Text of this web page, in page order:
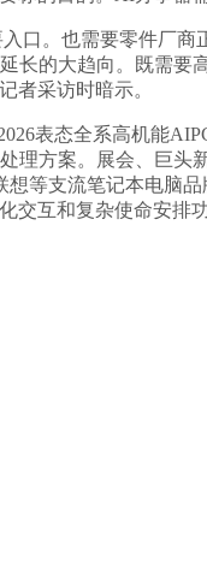
。也需要零件厂商
长的大趋向。既需要
者采访时暗示。
表态全系高机能
理方案。展会、巨
想等支流笔记本电脑
交互和复杂使命安排